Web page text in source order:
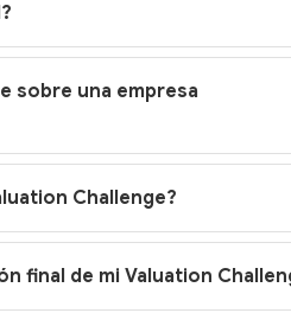
sobre una empresa
Challenge?
final de mi Valuation